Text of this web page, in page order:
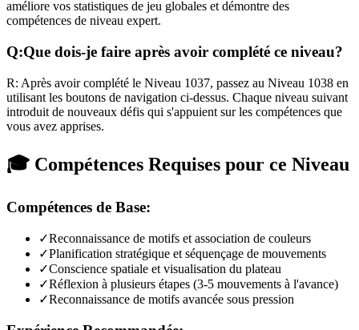
améliore vos statistiques de jeu globales et démontre des
compétences de niveau expert.
Q:Que dois-je faire après avoir complété ce niveau?
R: Après avoir complété le Niveau 1037, passez au Niveau 1038 en
utilisant les boutons de navigation ci-dessus. Chaque niveau suivant
introduit de nouveaux défis qui s'appuient sur les compétences que
vous avez apprises.
🎓 Compétences Requises pour ce Niveau
Compétences de Base:
✓Reconnaissance de motifs et association de couleurs
✓Planification stratégique et séquençage de mouvements
✓Conscience spatiale et visualisation du plateau
✓Réflexion à plusieurs étapes (3-5 mouvements à l'avance)
✓Reconnaissance de motifs avancée sous pression